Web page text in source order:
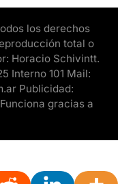
los derechos
total o
Horacio Schivintt.
Interno 101 Mail:
Publicidad:
gracias a